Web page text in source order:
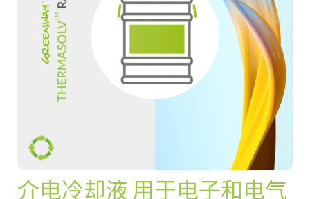
介电冷却液 用于电子和电气